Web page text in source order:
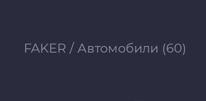
FAKER / Автомобили (60)